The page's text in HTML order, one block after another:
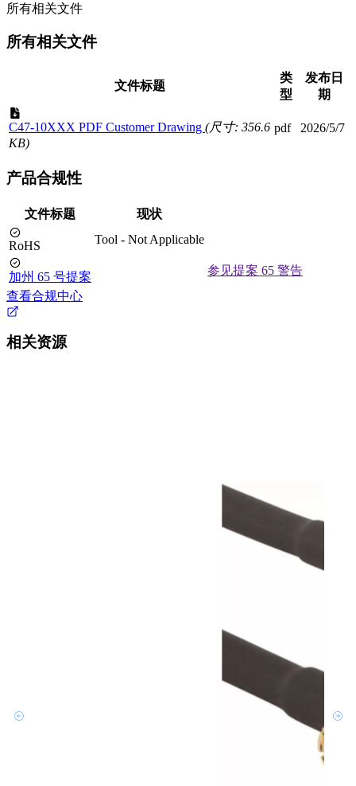
所有相关文件
所有相关文件
文件标题
类
型
发布日
期
C47-10XXX PDF Customer Drawing (尺寸: 356.6
KB)
pdf 2026/5/7
产品合规性
文件标题 现状
RoHS Tool - Not Applicable
加州 65 号提案
参见提案 65 警告
查看合规中心
相关资源
为